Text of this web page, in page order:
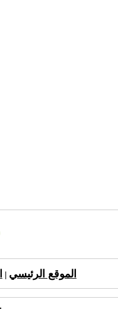
الموقع الرئيسي